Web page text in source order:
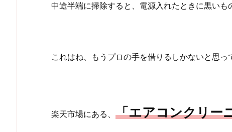
中途半端に掃除すると、電源入れたときに黒いも
これはね、もうプロの手を借りるしかないと思
楽天市場にある、 「エアコンクリー